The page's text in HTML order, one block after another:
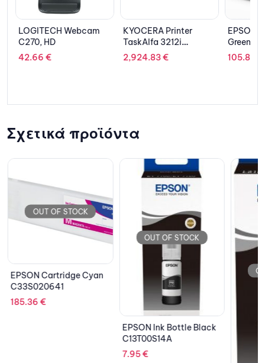
LOGITECH Webcam
C270, HD
42.66 €
KYOCERA Printer
TaskAlfa 3212i
Multifunction Mono
Laser A3
2,924.83€
EPSON
Green
105.80
Σχετικά προϊόντα
OUT OF STOCK
EPSON Cartridge Cyan
C33S020641
185.36€
OUT OF STOCK
EPSON Ink Bottle Black
C13T00S14A
7.95€